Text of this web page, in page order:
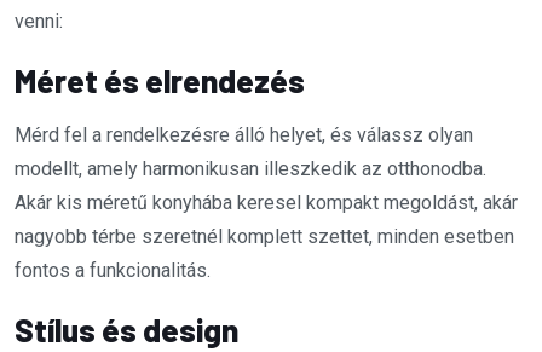
venni:
Méret és elrendezés
Mérd fel a rendelkezésre álló helyet, és válassz olyan
modellt, amely harmonikusan illeszkedik az otthonodba.
Akár kis méretű konyhába keresel kompakt megoldást, akár
nagyobb térbe szeretnél komplett szettet, minden esetben
fontos a funkcionalitás.
Stílus és design